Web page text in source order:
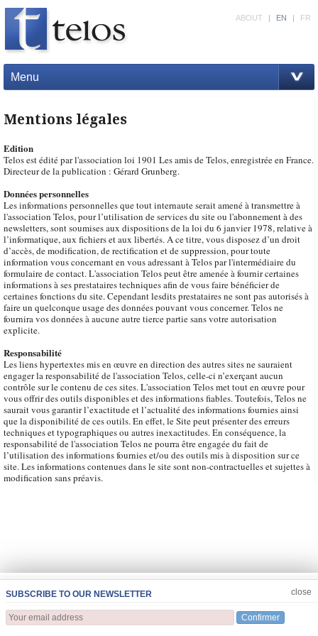
Menu
ABOUT | EN | FR
Mentions légales
Edition
Telos est édité par l'association loi 1901 Les amis de Telos, enregistrée en France.
Directeur de la publication : Gérard Grunberg.
Données personnelles
Les informations personnelles que tout internaute serait amené à transmettre à
l'association Telos, pour l’utilisation de services du site ou l'abonnement à des
newsletters, sont soumises aux dispositions de la loi du 6 janvier 1978, relative à
l’informatique, aux fichiers et aux libertés. A ce titre, vous disposez d’un droit
d’accès, de modification, de rectification et de suppression, pour toute
information vous concernant en vous adressant à Telos par l'intermédiaire du
formulaire de contact. L'association Telos peut être amenée à fournir certaines
informations à ses prestataires techniques afin de vous faire bénéficier de
certaines fonctions du site. Cependant lesdits prestataires ne sont pas autorisés à
faire un quelconque usage des données pouvant vous concerner. Telos ne
fournira vos données à aucune autre tierce partie sans votre autorisation
explicite.
Responsabilité
Les liens hypertextes mis en œuvre en direction des autres sites ne sauraient
engager la responsabilité de l'association Telos, celle-ci n’exerçant aucun
contrôle sur le contenu de ces sites. L'association Telos met tout en œuvre pour
vous offrir des outils disponibles et des informations fiables. Toutefois, Telos ne
saurait vous garantir l’exactitude et l’actualité des informations fournies ainsi
que la disponibilité de ces outils. En effet, le Site peut présenter des erreurs
techniques et typographiques ou autres inexactitudes. En conséquence, la
responsabilité de l'association Telos ne pourra être engagée du fait de
l’utilisation des informations fournies et/ou des outils mis à disposition sur ce
site. Les informations contenues dans le site sont non-contractuelles et sujettes à
modification sans préavis.
SUBSCRIBE TO OUR NEWSLETTER
Confirmer
close
JOIN US CLOSE